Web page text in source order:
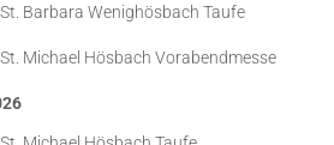
Barbara Wenighösbach Taufe
Michael Hösbach Vorabendmesse